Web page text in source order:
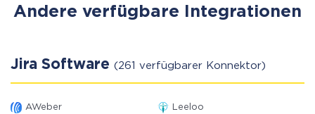
Andere verfügbare Integrationen
Jira Software (261 verfügbarer Konnektor)
AWeber Leeloo